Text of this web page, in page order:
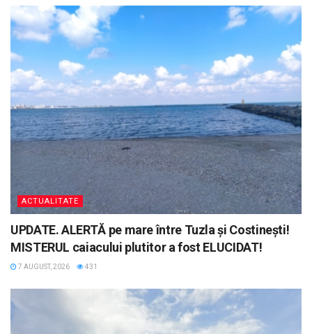
ACTUALITATE
UPDATE. ALERTĂ pe mare între Tuzla și Costinești!
MISTERUL caiacului plutitor a fost ELUCIDAT!
7 AUGUST, 2026 431